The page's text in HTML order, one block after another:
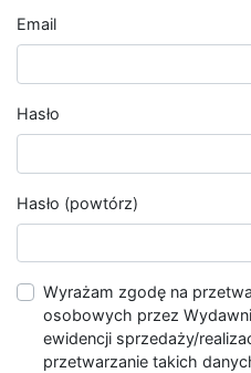
Email
Hasło
Hasło (powtórz)
Wyrażam zgodę na
osobowych przez
ewidencji sprzedaży/
przetwarzanie takich